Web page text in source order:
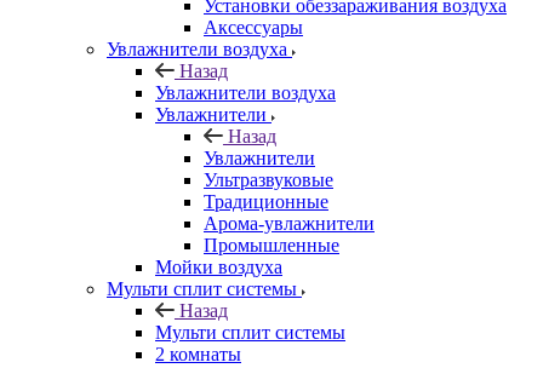
Установки обеззараживания воздуха
Аксессуары
Увлажнители воздуха
Назад
Увлажнители воздуха
Увлажнители
Назад
Увлажнители
Ультразвуковые
Традиционные
Арома-увлажнители
Промышленные
Мойки воздуха
Мульти сплит системы
Назад
Мульти сплит системы
2 комнаты